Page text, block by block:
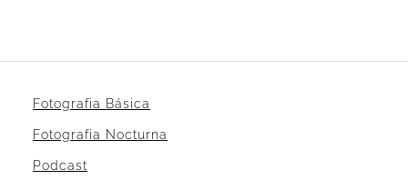
Fotografia Básica
Fotografia Nocturna
Podcast